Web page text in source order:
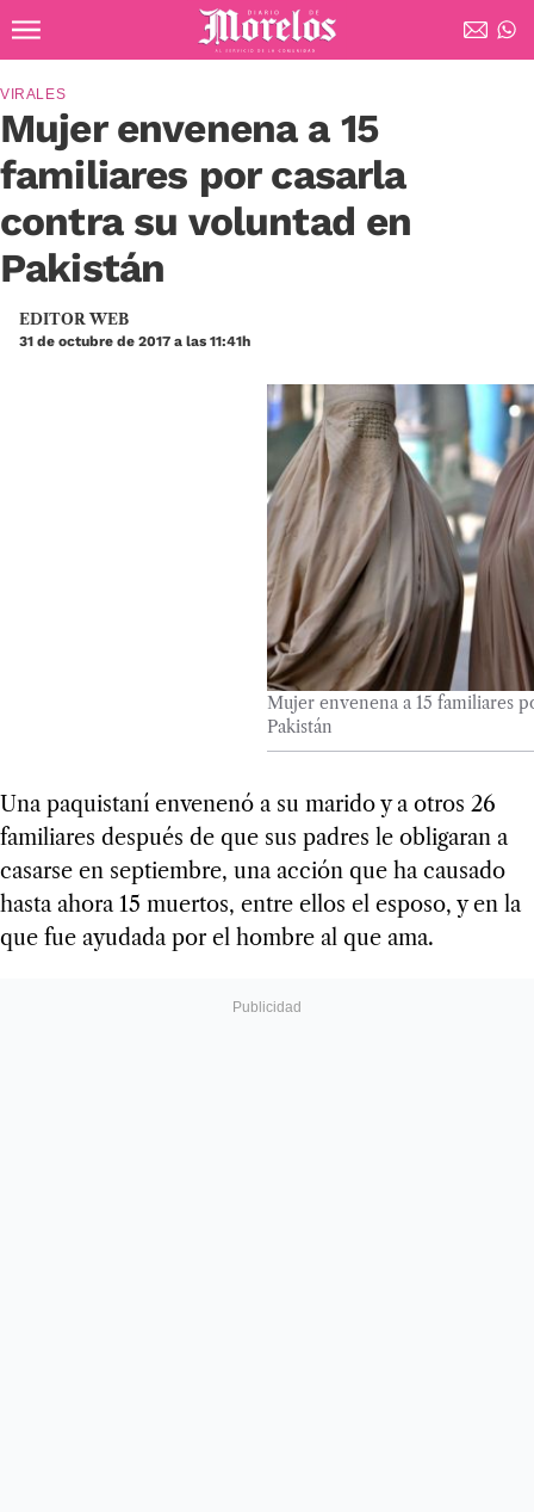
Diario de Morelos
Mujer envenena a 15
familiares por casarla
contra su voluntad en
Pakistán
VIRALES
EDITOR WEB
31 de octubre de 2017 a las 11:41h
Mujer envenena a 15 familiares
Pakistán
Una paquistaní envenenó a su marido y a otros 26
familiares después de que sus padres le obligaran a
casarse en septiembre, una acción que ha causado
hasta ahora 15 muertos, entre ellos el esposo, y en la
que fue ayudada por el hombre al que ama.